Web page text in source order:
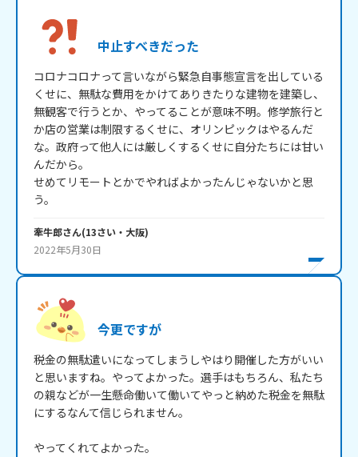
中止すべきだった
コロナコロナって言いながら緊急自事態宣言を出している
くせに、無駄な費用をかけてありきたりな建物を建築し、
無観客で行うとか、やってることが意味不明。修学旅行と
か店の営業は制限するくせに、オリンピックはやるんだ
な。政府って他人には厳しくするくせに自分たちには甘い
んだから。
せめてリモートとかでやればよかったんじゃないかと思
う。
牽牛郎さん(13さい・ 大阪)
2022年5月30日
今更ですが
税金の無駄遣いになってしまうしやはり開催した方がいい
と思いますね。やってよかった。選手はもちろん、私たち
の親などが一生懸命働いて働いてやっと納めた税金を無駄
にするなんて信じられません。
やってくれてよかった。